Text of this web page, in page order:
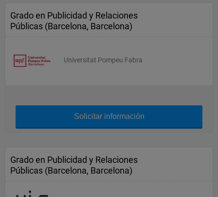
Grado en Publicidad y Relaciones
Públicas (Barcelona, Barcelona)
Universitat Pompeu Fabra
Solicitar información
Grado en Publicidad y Relaciones
Públicas (Barcelona, Barcelona)